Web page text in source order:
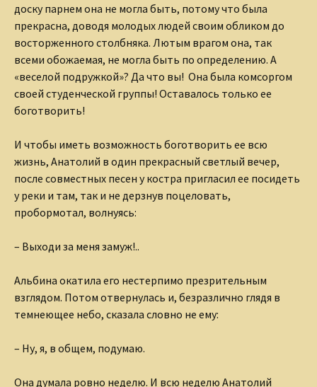
доску парнем она не могла быть, потому что была
прекрасна, доводя молодых людей своим обликом до
восторженного столбняка. Лютым врагом она, так
всеми обожаемая, не могла быть по определению. А
«веселой подружкой»? Да что вы! Она была комсоргом
своей студенческой группы! Оставалось только ее
боготворить!
И чтобы иметь возможность боготворить ее всю
жизнь, Анатолий в один прекрасный светлый вечер,
после совместных песен у костра пригласил ее посидеть
у реки и там, так и не дерзнув поцеловать,
пробормотал, волнуясь:
– Выходи за меня замуж!..
Альбина окатила его нестерпимо презрительным
взглядом. Потом отвернулась и, безразлично глядя в
темнеющее небо, сказала словно не ему:
– Ну, я, в общем, подумаю.
Она думала ровно неделю. И всю неделю Анатолий